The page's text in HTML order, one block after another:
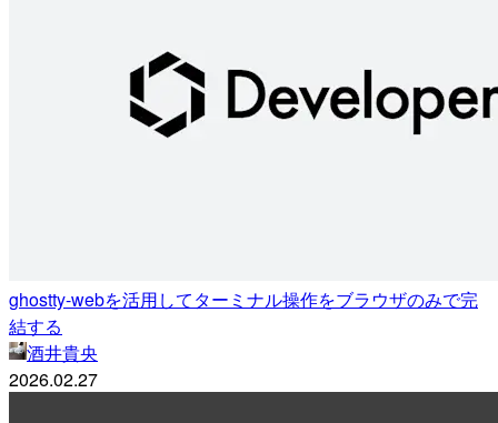
ghostty-webを活用してターミナル操作をブラウザのみで完
結する
酒井貴央
2026.02.27